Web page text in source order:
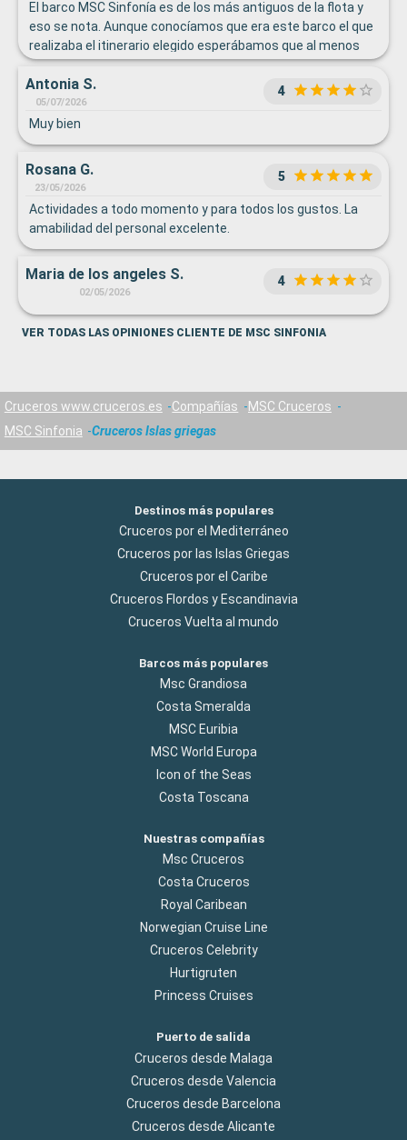
El barco MSC Sinfonía es de los más antiguos de la flota y
eso se nota. Aunque conocíamos que era este barco el que
realizaba el itinerario elegido esperábamos que al menos
los servicios siguieran conservando cierta calidad. Una vez
más hemos encontrado un barco saturadísimo de gente,
colas, aglomeraciones en la piscina y en los bares...aunque
lo más llamativo ha sido la poca variedad de platos que
había en el buffet; todo saturado de salsa, pocos productos
retirar las botellas de agua de plástico para cambiarlas por
es que te cobren 1€ por cada recarga cuando ya has
adquirido un paquete de bebidas. Es indignante que incluyan
infinidad de bebidas alcohólicas pero no agua de calidad.
Antonia S.
05/07/2026
4
Muy bien
Rosana G.
23/05/2026
5
Actividades a todo momento y para todos los gustos. La
amabilidad del personal excelente.
Maria de los angeles S.
02/05/2026
4
VER TODAS LAS OPINIONES CLIENTE DE MSC SINFONIA
Cruceros www.cruceros.es Compañías
MSC Cruceros
MSC Sinfonia
Cruceros Islas griegas
Destinos más populares
Cruceros por el Mediterráneo
Cruceros por las Islas Griegas
Cruceros por el Caribe
Cruceros Flordos y Escandinavia
Cruceros Vuelta al mundo
Barcos más populares
Msc Grandiosa
Costa Smeralda
MSC Euribia
MSC World Europa
Icon of the Seas
Costa Toscana
Nuestras compañías
Msc Cruceros
Costa Cruceros
Royal Caribean
Norwegian Cruise Line
Cruceros Celebrity
Hurtigruten
Princess Cruises
Puerto de salida
Cruceros desde Malaga
Cruceros desde Valencia
Cruceros desde Barcelona
Cruceros desde Alicante